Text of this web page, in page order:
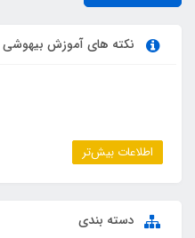
نکته های آموزش بیهوشی
اطلاعات بیش‌تر
دسته بندی